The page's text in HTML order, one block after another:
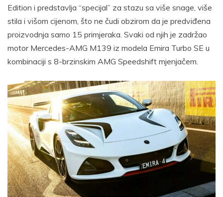
Edition i predstavlja “specijal” za stazu sa više snage, više
stila i višom cijenom, što ne čudi obzirom da je predviđena
proizvodnja samo 15 primjeraka. Svaki od njih je zadržao
motor Mercedes-AMG M139 iz modela Emira Turbo SE u
kombinaciji s 8-brzinskim AMG Speedshift mjenjačem.